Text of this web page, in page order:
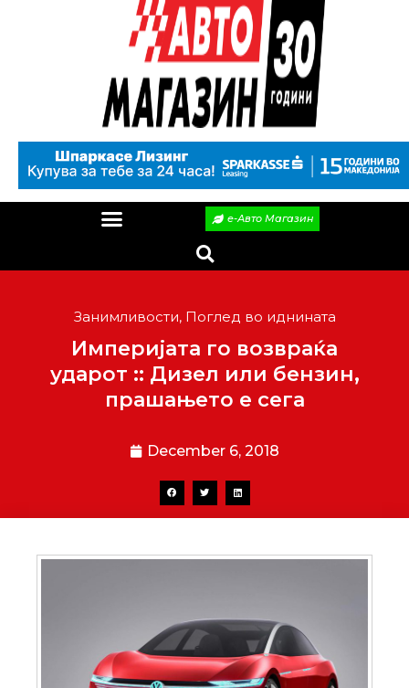
е-Авто Магазин
Занимливости, Поглед во иднината
Империјата го возвраќа
ударот :: Дизел или бензин,
прашањето е сега
December 6, 2018